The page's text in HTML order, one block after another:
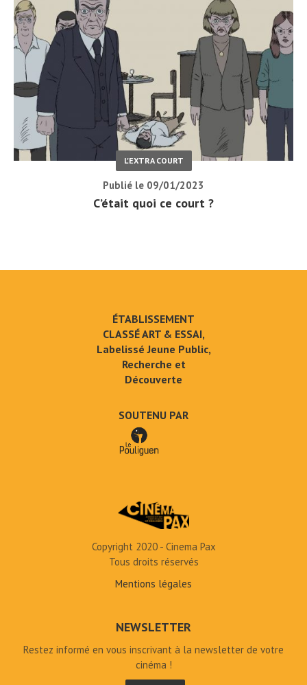
L'EXTRA COURT
Publié le 09/01/2023
C’était quoi ce court ?
ÉTABLISSEMENT
CLASSÉ ART & ESSAI,
Labelissé Jeune Public,
Recherche et
Découverte
SOUTENU PAR
Copyright 2020 - Cinema Pax
Tous droits réservés
Mentions légales
NEWSLETTER
Restez informé en vous inscrivant à la newsletter de votre
cinéma !